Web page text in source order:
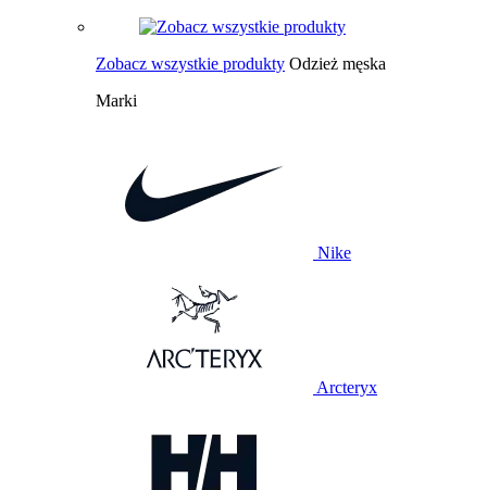
Zobacz wszystkie produkty Odzież męska
Marki
Nike
Arcteryx